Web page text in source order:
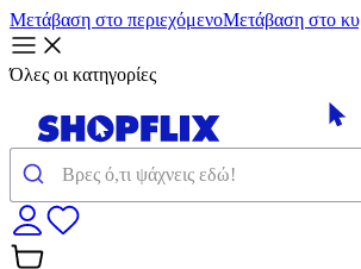
Μετάβαση στο περιεχόμενοΜετάβαση στο
Όλες οι κατηγορίες